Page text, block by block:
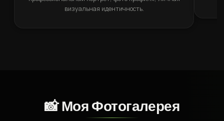
визуальная идентичность.
📸 Моя Фотогалерея